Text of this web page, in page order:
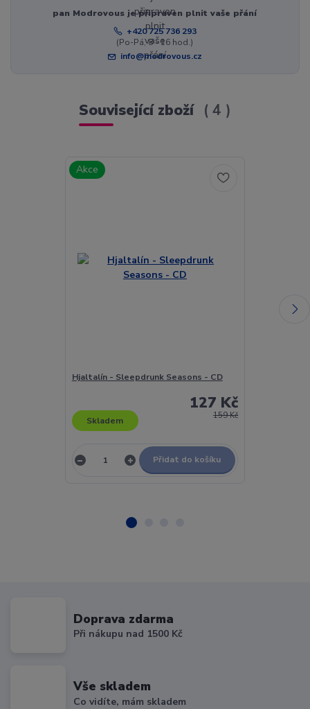
pan Modrovous je připraven plnit vaše přání
+420 725 736 293
(Po-Pá, 8 - 16 hod.)
info@modrovous.cz
Související zboží 4
Akce
Hjaltalín - Sleepdrunk Seasons - CD
159 Kč
127 Kč
Skladem
Přidat do košíku
Doprava zdarma
Při nákupu nad 1500 Kč
Vše skladem
Co vidíte, mám skladem